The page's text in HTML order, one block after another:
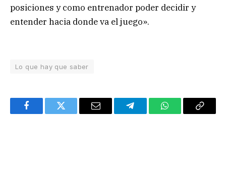
posiciones y como entrenador poder decidir y
entender hacia donde va el juego».
Lo que hay que saber
FacebookTwitter Email TelegramWhatsAppCopy